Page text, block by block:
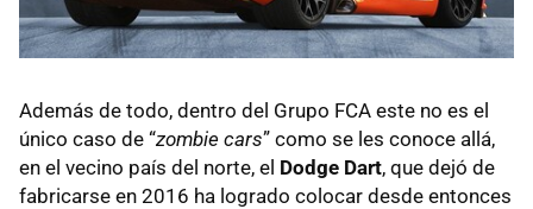
Además de todo, dentro del Grupo FCA este no es el
único caso de “zombie cars” como se les conoce allá,
en el vecino país del norte, el Dodge Dart, que dejó de
fabricarse en 2016 ha logrado colocar desde entonces